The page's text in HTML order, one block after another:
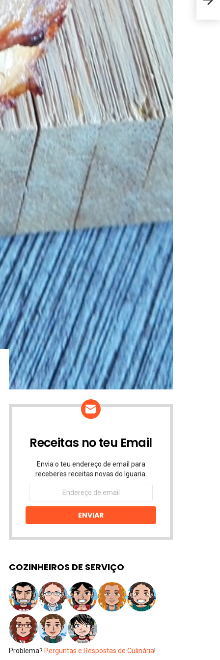
Receitas no teu Email
Envia o teu endereço de email para
receberes receitas novas do Iguaria.
Endereço
email
ENVIAR
COZINHEIROS DE SERVIÇO
Problema? Perguntas e Respostas de Culinária!